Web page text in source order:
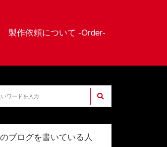
製作依頼について -Order-
ブログを書いている人